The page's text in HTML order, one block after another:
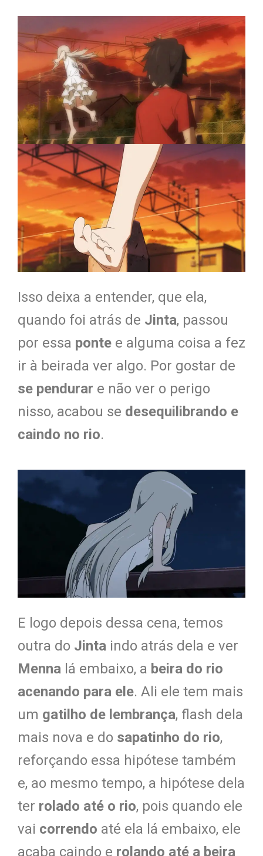
Isso deixa a entender, que ela,
quando foi atrás de Jinta, passou
por essa ponte e alguma coisa a fez
ir à beirada ver algo. Por gostar de
se pendurar e não ver o perigo
nisso, acabou se desequilibrando e
caindo no rio.
E logo depois dessa cena, temos
outra do Jinta indo atrás dela e ver
Menna lá embaixo, a beira do rio
acenando para ele. Ali ele tem mais
um gatilho de lembrança, flash dela
mais nova e do sapatinho do rio,
reforçando essa hipótese também
e, ao mesmo tempo, a hipótese dela
ter rolado até o rio, pois quando ele
vai correndo até ela lá embaixo, ele
acaba caindo e rolando até a beira